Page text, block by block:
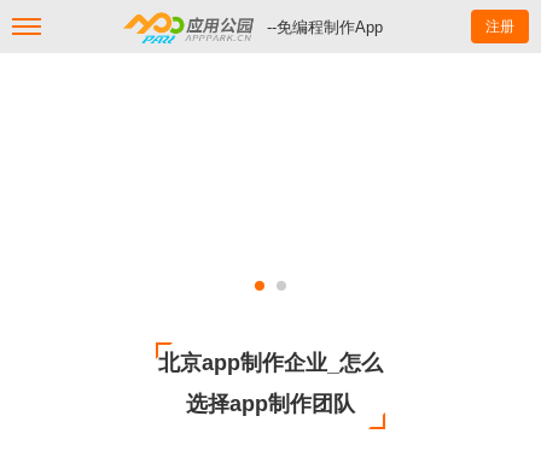
--免编程制作App 注册
北京app制作企业_怎么
选择app制作团队